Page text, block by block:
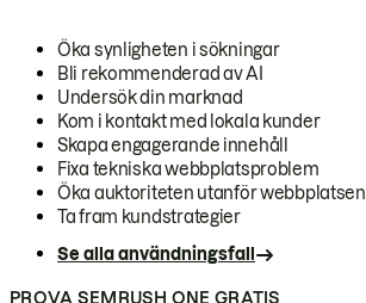
Öka synligheten i sökningar
Bli rekommenderad av AI
Undersök din marknad
Kom i kontakt med lokala kunder
Skapa engagerande innehåll
Fixa tekniska webbplatsproblem
Öka auktoriteten utanför webbplatsen
Ta fram kundstrategier
Se alla användningsfall
PROVA SEMRUSH ONE GRATIS